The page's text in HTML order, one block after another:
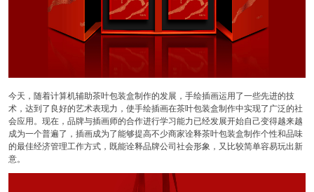
今天，随着计算机辅助茶叶包装盒制作的发展，手绘插画运用了一些先进的技
术，达到了良好的艺术表现力，使手绘插画在茶叶包装盒制作中实现了广泛的社
会应用。现在，品牌与插画师的合作进行学习能力已经发展开始自己变得越来越
成为一个普遍了，插画成为了能够提高不少商家诠释茶叶包装盒制作个性和品味
的最佳经济管理工作方式，既能诠释品牌公司社会形象，又比较简单容易玩出新
意。